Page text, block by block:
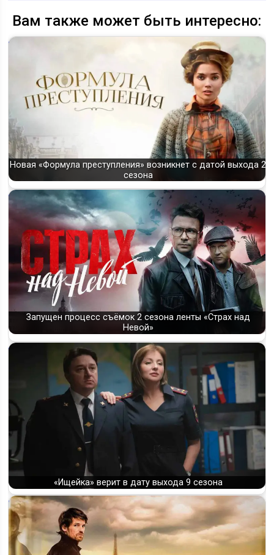
Вам также может быть интересно:
Новая «Формула преступления» возникнет с датой выхода 2
сезона
Запущен процесс съёмок 2 сезона ленты «Страх над
Невой»
«Ищейка» верит в дату выхода 9 сезона